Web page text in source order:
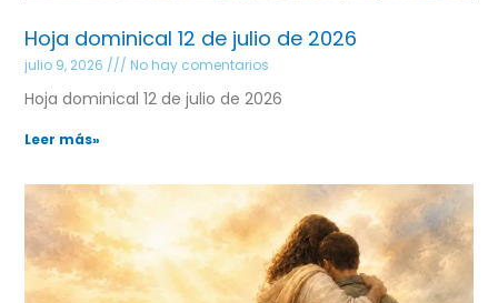
Hoja dominical 12 de julio de 2026
julio 9, 2026 No hay comentarios
Hoja dominical 12 de julio de 2026
Leer más»